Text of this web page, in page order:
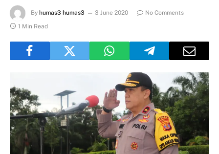
By humas3 humas3 3 June 2020
No Comments
1 Min Read